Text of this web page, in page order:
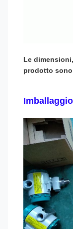
Le
prodotto
Imballaggio